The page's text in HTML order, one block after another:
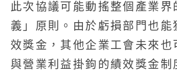
此次協議可能動搖整個產業界
義」原則。由於虧損部門也能
效獎金，其他企業工會未來也
與營業利益掛鉤的績效獎金制